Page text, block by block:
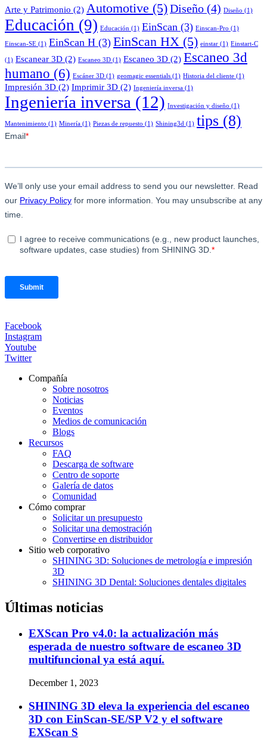
Arte y Patrimonio (2) Automotive (5)Diseño (4) Diseño (1)
Educación (9) Educación (1) EinScan (3) Einscan-Pro (1)
Einscan-SE (1) EinScan H (3) EinScan HX (5) einstar (1) Einstart-C
(1) Escanear 3D (2) Escaneo 3D (1) Escaneo 3D (2) Escaneo 3d
humano (6) Escáner 3D (1) geomagic essentials (1) Historia del cliente (1)
Impresión 3D (2) Imprimir 3D (2) Ingeniería inversa (1)
Ingeniería inversa (12) Investigación y diseño (1)
Mantenimiento (1) Minería (1) Piezas de repuesto (1) Shining3d (1) tips (8)
Facebook
Instagram
Youtube
Twitter
Compañía
Sobre nosotros
Noticias
Eventos
Medios de comunicación
Blogs
Recursos
FAQ
Descarga de software
Centro de soporte
Galería de datos
Comunidad
Cómo comprar
Solicitar un presupuesto
Solicitar una demostración
Convertirse en distribuidor
Sitio web corporativo
SHINING 3D: Soluciones de metrología e impresión
3D
SHINING 3D Dental: Soluciones dentales digitales
Últimas noticias
EXScan Pro v4.0: la actualización más
esperada de nuestro software de escaneo 3D
multifuncional ya está aquí.
December 1, 2023
SHINING 3D eleva la experiencia del escaneo
3D con EinScan-SE/SP V2 y el software
EXScan S